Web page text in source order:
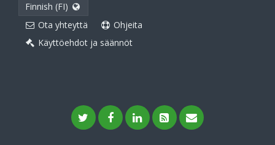
Finnish (FI)
Ota yhteyttä
Ohjeita
Käyttöehdot ja säännöt